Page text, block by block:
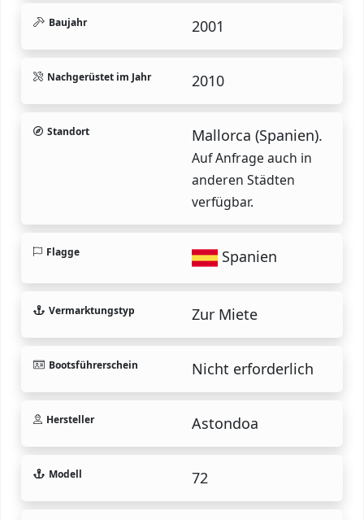
Baujahr 2001
Nachgerüstet im Jahr 2010
Standort Mallorca (Spanien).
Auf Anfrage auch in
anderen Städten
verfügbar.
Flagge Spanien
Vermarktungstyp Zur Miete
Bootsführerschein Nicht erforderlich
Hersteller Astondoa
Modell 72